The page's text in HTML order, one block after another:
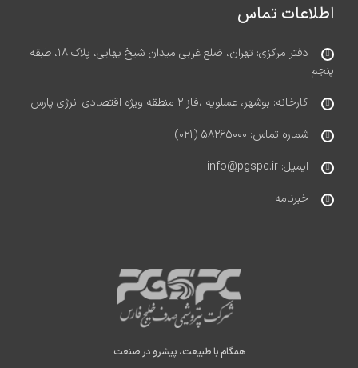
اطلاعات تماس
دفتر مرکزی: تهران، ضلع غربی میدان شیخ بهایی، پلاک ۱۸، طبقه
پنجم
کارخانه: بوشهر، عسلویه ،فاز ۲ منطقه ویژه اقتصادی انرژی پارس
شماره تماس: ۵۸۲۶۵۰۰۰ (۰۲۱)
ایمیل: info@pgspc.ir
خبرنامه
همگام با طبیعت، پیشرو در صنعت